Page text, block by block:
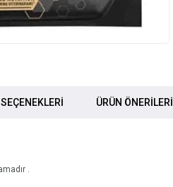
ÜRÜN ÖNERILERI
.